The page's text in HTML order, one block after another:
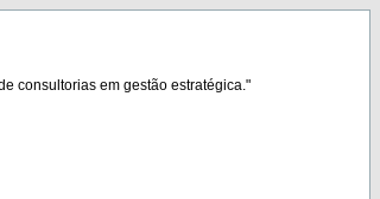
consultorias em gestão estratégica."